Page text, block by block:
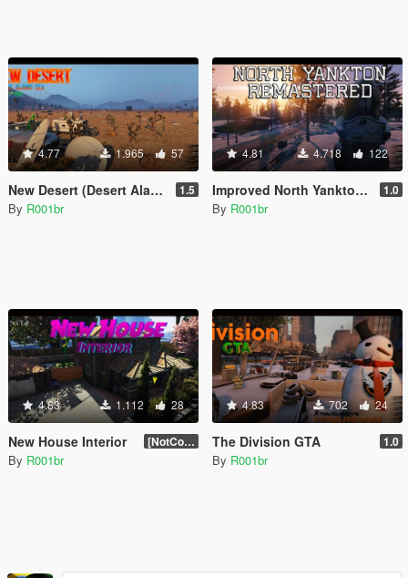
4.77 1.965 57
New Desert (Desert Alamo) 1.5
By R001br
4.81 4.718 122
Improved North Yankton (And 1 new house interior) 1.0
By R001br
4.83 1.112 28
New House Interior [NotComplet]
By R001br
4.83 702 24
The Division GTA 1.0
By R001br